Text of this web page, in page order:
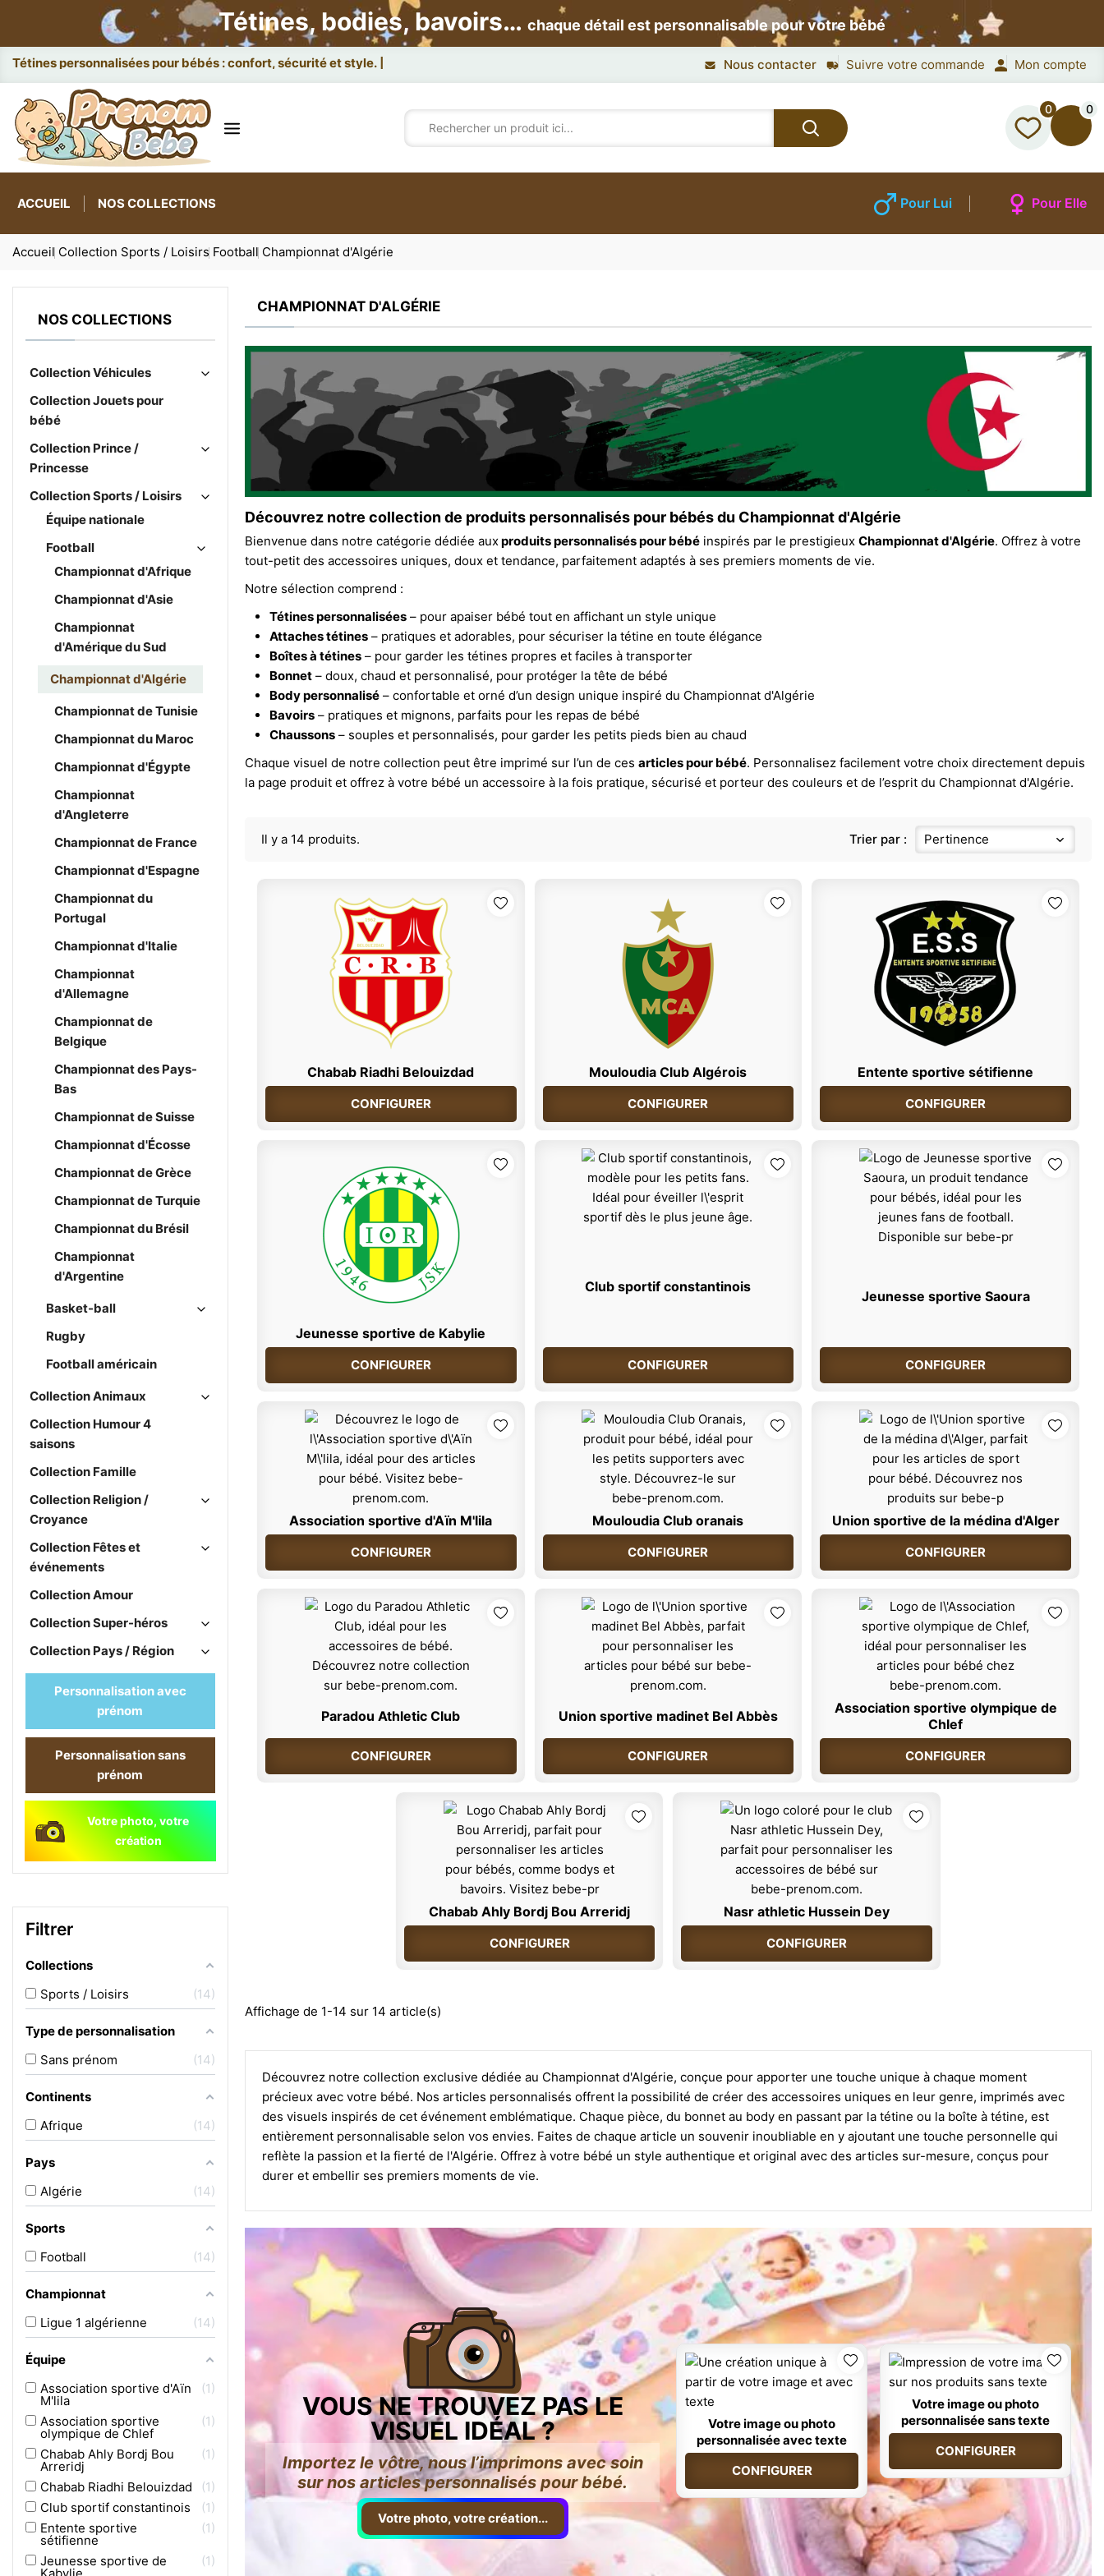
Tétines, bodies, bavoirs… chaque détail est personnalisable pour votre bébé
Attac Nous contacter Suivre votre commande Mon compte
0 0
ACCUEIL NOS COLLECTIONS Pour Lui Pour Elle
Accueil Collection Sports / Loisirs Football Championnat d'Algérie
NOS COLLECTIONS
Collection Véhicules
Collection Jouets pour
bébé
Collection Prince /
Princesse
Collection Sports / Loisirs
Équipe nationale
Football
Championnat d'Afrique
Championnat d'Asie
Championnat
d'Amérique du Sud
Championnat d'Algérie
Championnat de Tunisie
Championnat du Maroc
Championnat d'Égypte
Championnat
d'Angleterre
Championnat de France
Championnat d'Espagne
Championnat du
Portugal
Championnat d'Italie
Championnat
d'Allemagne
Championnat de
Belgique
Championnat des Pays-
Bas
Championnat de Suisse
Championnat d'Écosse
Championnat de Grèce
Championnat de Turquie
Championnat du Brésil
Championnat
d'Argentine
Basket-ball
Rugby
Football américain
Collection Animaux
Collection Humour 4
saisons
Collection Famille
Collection Religion /
Croyance
Collection Fêtes et
événements
Collection Amour
Collection Super-héros
Collection Pays / Région
Personnalisation avec
prénom
Personnalisation sans
prénom
Votre photo, votre
création
Filtrer
Collections
Sports / Loisirs
14
Type de personnalisation
Sans prénom
14
Continents
Afrique
14
Pays
Algérie
14
Sports
Football
14
Championnat
Ligue 1 algérienne
14
Équipe
Association sportive d'Aïn
M'lila
1
Association sportive
olympique de Chlef
1
Chabab Ahly Bordj Bou
Arreridj
1
Chabab Riadhi Belouizdad
1
Club sportif constantinois
1
Entente sportive
sétifienne
1
Jeunesse sportive de 1
CHAMPIONNAT D'ALGÉRIE
Découvrez notre collection de produits personnalisés pour bébés du Championnat d'Algérie
Bienvenue dans notre catégorie dédiée auxproduits personnalisés pour bébéinspirés par le prestigieux Championnat d'Algérie. Offrez à votre
tout-petit des accessoires uniques, doux et tendance, parfaitement adaptés à ses premiers moments de vie.
Notre sélection comprend :
Tétines personnalisées– pour apaiser bébé tout en affichant un style unique
Attaches tétines– pratiques et adorables, pour sécuriser la tétine en toute élégance
Boîtes à tétines– pour garder les tétines propres et faciles à transporter
Bonnet– doux, chaud et personnalisé, pour protéger la tête de bébé
Body personnalisé– confortable et orné d’un design unique inspiré du Championnat d'Algérie
Bavoirs– pratiques et mignons, parfaits pour les repas de bébé
Chaussons– souples et personnalisés, pour garder les petits pieds bien au chaud
Chaque visuel de notre collection peut être imprimé sur l’un de ces articles pour bébé. Personnalisez facilement votre choix directement depuis
la page produit et offrez à votre bébé un accessoire à la fois pratique, sécurisé et porteur des couleurs et de l’esprit du Championnat d'Algérie.
Il y a 14 produits. Trier par : Pertinence
Chabab Riadhi Belouizdad
CONFIGURER
Mouloudia Club Algérois
CONFIGURER
Entente sportive sétifienne
CONFIGURER
Jeunesse sportive de Kabylie
CONFIGURER
Club sportif constantinois
CONFIGURER
Jeunesse sportive Saoura
CONFIGURER
Association sportive d'Aïn M'lila
CONFIGURER
Mouloudia Club oranais
CONFIGURER
Union sportive de la médina d'Alger
CONFIGURER
Paradou Athletic Club
CONFIGURER
Union sportive madinet Bel Abbès
CONFIGURER
Association sportive olympique de
Chlef
CONFIGURER
Chabab Ahly Bordj Bou Arreridj
CONFIGURER
Nasr athletic Hussein Dey
CONFIGURER
Affichage de 1-14 sur 14 article(s)
Découvrez notre collection exclusive dédiée au Championnat d'Algérie, conçue pour apporter une touche unique à chaque moment
précieux avec votre bébé. Nos articles personnalisés offrent la possibilité de créer des accessoires uniques en leur genre, imprimés avec
des visuels inspirés de cet événement emblématique. Chaque pièce, du bonnet au body en passant par la tétine ou la boîte à tétine, est
entièrement personnalisable selon vos envies. Faites de chaque article un souvenir inoubliable en y ajoutant une touche personnelle qui
reflète la passion et la fierté de l'Algérie. Offrez à votre bébé un style authentique et original avec des articles sur-mesure, conçus pour
durer et embellir ses premiers moments de vie.
VOUS NE TROUVEZ PAS LE
VISUEL IDÉAL ?
Importez le vôtre, nous l’imprimons avec soin
sur nos articles personnalisés pour bébé.
Votre photo, votre création...
Votre image ou photo
personnalisée avec texte
CONFIGURER
Votre image ou photo
personnalisée sans texte
CONFIGURER